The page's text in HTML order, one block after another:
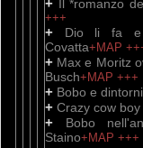
+ Il *romanzo
+++
+
Dio li fa e
Covatta+MAP
+ Max e Moritz
Busch+MAP +++
+ Bobo e
+ Crazy cow
+
Bobo
Staino+MAP +++